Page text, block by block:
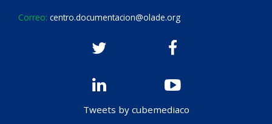
Correo: centro.documentacion@olade.org
Tweets by cubemediaco